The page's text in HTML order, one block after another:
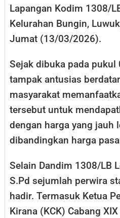
Lapangan Kodim 1308/
Kelurahan Bungin,
Jumat (13/03/2026).
Sejak dibuka pada pukul
tampak antusias
masyarakat
tersebut untuk
dengan harga yang jauh
dibandingkan harga
Selain Dandim 1308/LB
S.Pd sejumlah perwira
hadir. Termasuk Ketua
Kirana (KCK) Cabang